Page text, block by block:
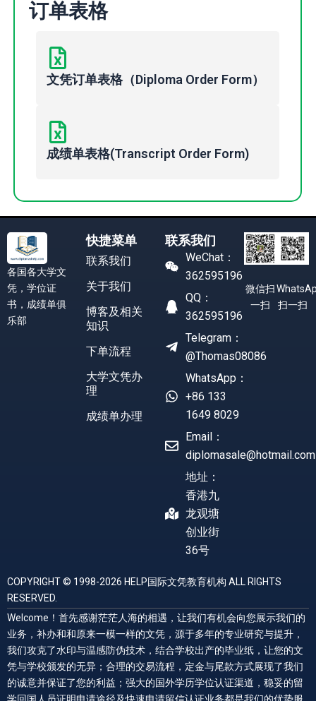
订单表格
文凭订单表格（Diploma Order Form）
成绩单表格(Transcript Order Form)
各国各大学文
凭，学位证
书，成绩单俱
乐部
快捷菜单
联系我们
关于我们
博客及相关
知识
下单流程
大学文凭办
理
成绩单办理
联系我们
WeChat：
362595196
QQ：
362595196
Telegram：
@Thomas08086
WhatsApp：
+86 133
1649 8029
Email：
diplomasale@hotmail.com
地址：
香港九
龙观塘
创业街
36号
微信扫
一扫
扫一扫
COPYRIGHT © 1998-2026 HELP国际文凭教育机构 ALL RIGHTS
RESERVED.
Welcome！首先感谢茫茫人海的相遇，让我们有机会向您展示我们的
业务，补办和和原来一模一样的文凭，源于多年的专业研究与提升，
我们攻克了水印与温感防伪技术，结合学校出产的毕业纸，让您的文
凭与学校颁发的无异；合理的交易流程，定金与尾款方式展现了我们
的诚意并保证了您的利益；强大的国外学历学位认证渠道，稳妥的留